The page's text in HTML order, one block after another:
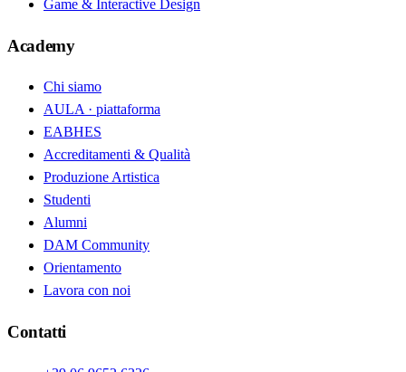
Game & Interactive Design
Academy
Chi siamo
AULA · piattaforma
EABHES
Accreditamenti & Qualità
Produzione Artistica
Studenti
Alumni
DAM Community
Orientamento
Lavora con noi
Contatti